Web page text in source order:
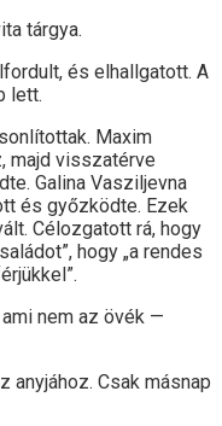
tárgya.
és elhallgatott. A
lett.
Maxim
majd visszatérve
Galina Vasziljevna
és győzködte. Ezek
Célozgatott rá, hogy
hogy „a rendes
nem az övék —
anyjához. Csak másnap